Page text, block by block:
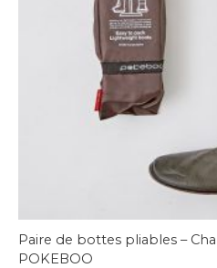
Paire de bottes pliables –
POKEBOO